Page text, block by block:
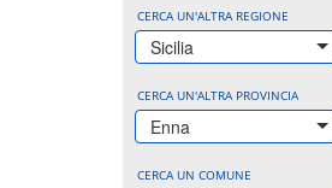
CERCA UN'ALTRA REGIONE
Sicilia
CERCA UN'ALTRA PROVINCIA
Enna
CERCA UN COMUNE